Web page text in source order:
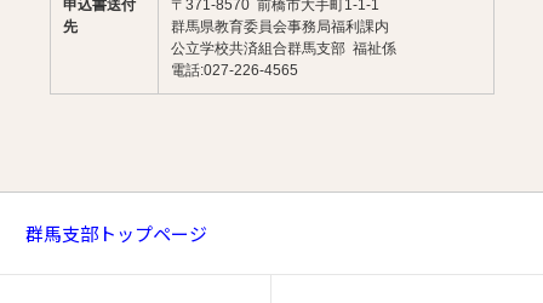
申込書送付
先
〒371-8570 前橋市大手町1-1-1
群馬県教育委員会事務局福利課内
公立学校共済組合群馬支部 福祉係
電話:027-226-4565
群馬支部トップページ